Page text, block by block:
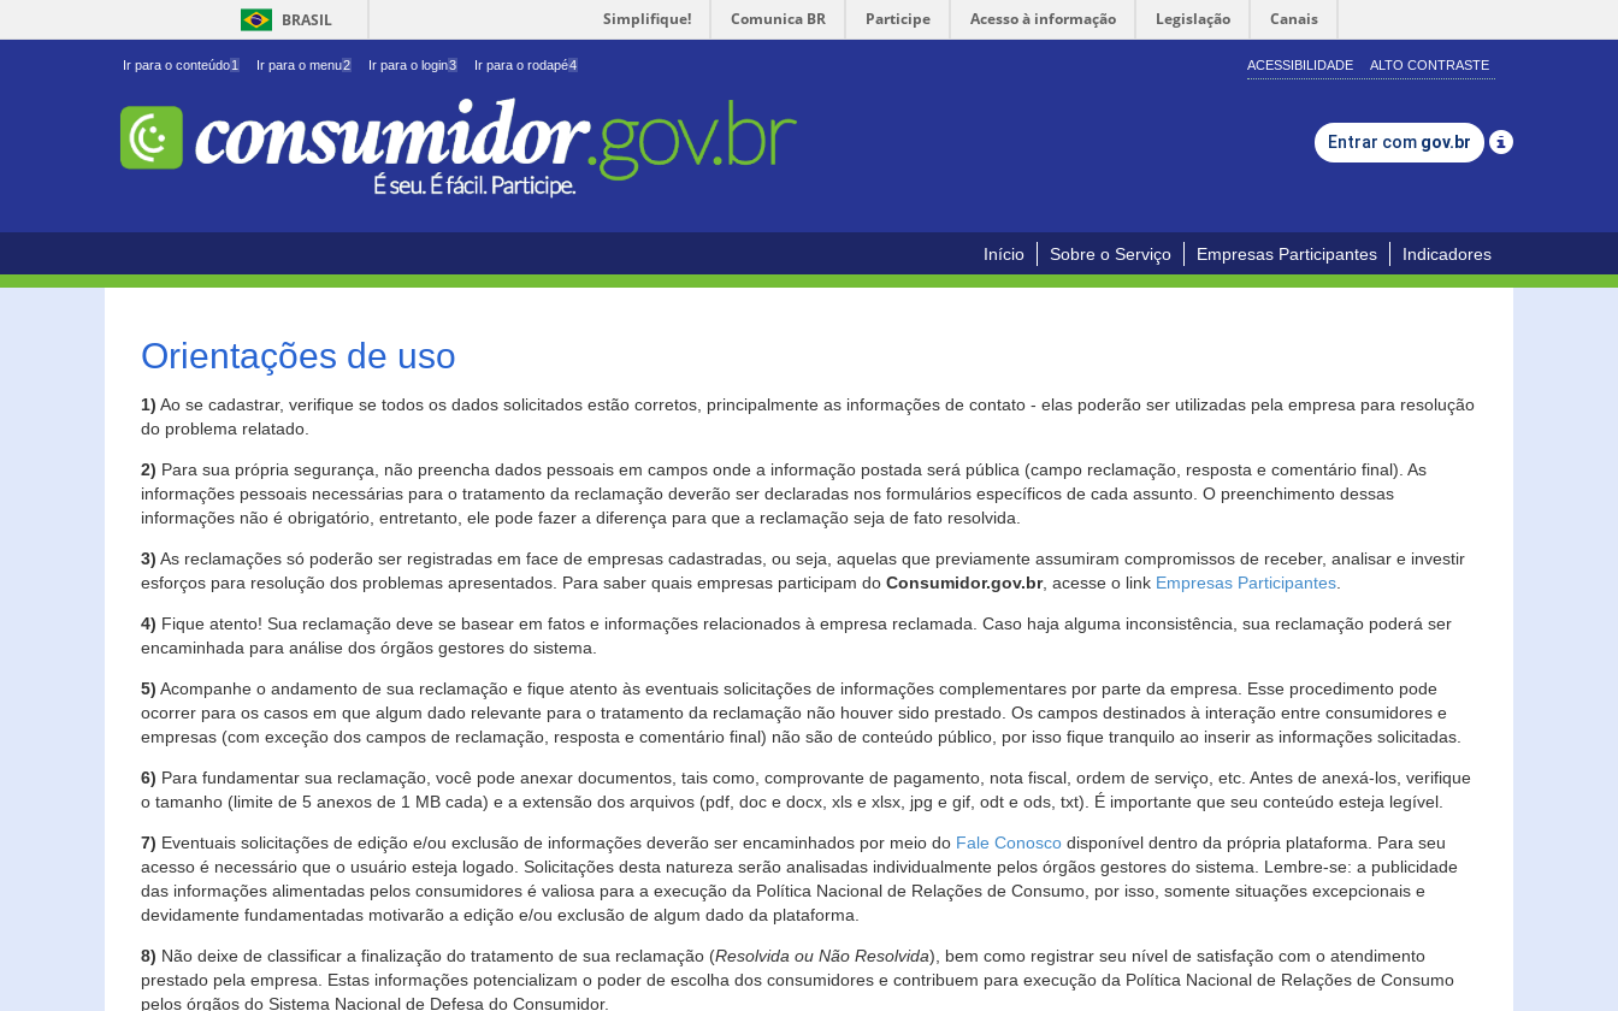
BRASIL Simplifique! Comunica BR Participe Acesso à informação Legislação Canais
Ir para o conteúdo1 Ir para o menu2 Ir para o login3 Ir para o rodapé4 ACESSIBILIDADE ALTO CONTRASTE
Entrar com gov.br
Início Sobre o Serviço Empresas Participantes Indicadores
Orientações de uso
1) Ao se cadastrar, verifique se todos os dados solicitados estão corretos, principalmente as informações de contato - elas poderão ser utilizadas pela empresa para resolução
do problema relatado.
2) Para sua própria segurança, não preencha dados pessoais em campos onde a informação postada será pública (campo reclamação, resposta e comentário final). As
informações pessoais necessárias para o tratamento da reclamação deverão ser declaradas nos formulários específicos de cada assunto. O preenchimento dessas
informações não é obrigatório, entretanto, ele pode fazer a diferença para que a reclamação seja de fato resolvida.
3) As reclamações só poderão ser registradas em face de empresas cadastradas, ou seja, aquelas que previamente assumiram compromissos de receber, analisar e investir
esforços para resolução dos problemas apresentados. Para saber quais empresas participam do Consumidor.gov.br, acesse o link Empresas Participantes
4) Fique atento! Sua reclamação deve se basear em fatos e informações relacionados à empresa reclamada. Caso haja alguma inconsistência, sua reclamação poderá ser
encaminhada para análise dos órgãos gestores do sistema.
5) Acompanhe o andamento de sua reclamação e fique atento às eventuais solicitações de informações complementares por parte da empresa. Esse procedimento pode
ocorrer para os casos em que algum dado relevante para o tratamento da reclamação não houver sido prestado. Os campos destinados à interação entre consumidores e
empresas (com exceção dos campos de reclamação, resposta e comentário final) não são de conteúdo público, por isso fique tranquilo ao inserir as informações solicitadas.
6) Para fundamentar sua reclamação, você pode anexar documentos, tais como, comprovante de pagamento, nota fiscal, ordem de serviço, etc. Antes de anexá-los, verifique
o tamanho (limite de 5 anexos de 1 MB cada) e a extensão dos arquivos (pdf, doc e docx, xls e xlsx, jpg e gif, odt e ods, txt). É importante que seu conteúdo esteja legível.
7) Eventuais solicitações de edição e/ou exclusão de informações deverão ser encaminhados por meio do Fale Conosco disponível dentro da própria plataforma. Para seu
acesso é necessário que o usuário esteja logado. Solicitações desta natureza serão analisadas individualmente pelos órgãos gestores do sistema. Lembre-se: a publicidade
das informações alimentadas pelos consumidores é valiosa para a execução da Política Nacional de Relações de Consumo, por isso, somente situações excepcionais e
devidamente fundamentadas motivarão a edição e/ou exclusão de algum dado da plataforma.
8) Não deixe de classificar a finalização do tratamento de sua reclamação (Resolvida ou Não Resolvida), bem como registrar seu nível de satisfação com o atendimento
prestado pela empresa. Estas informações potencializam o poder de escolha dos consumidores e contribuem para execução da Política Nacional de Relações de Consumo
pelos órgãos do Sistema Nacional de Defesa do Consumidor.